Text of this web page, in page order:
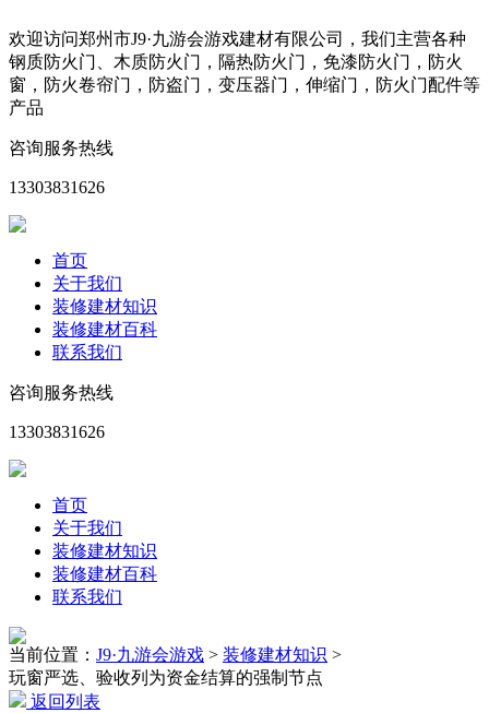
欢迎访问郑州市J9·九游会游戏建材有限公司，我们主营各种
钢质防火门、木质防火门，隔热防火门，免漆防火门，防火
窗，防火卷帘门，防盗门，变压器门，伸缩门，防火门配件等
产品
咨询服务热线
13303831626
首页
关于我们
装修建材知识
装修建材百科
联系我们
咨询服务热线
13303831626
首页
关于我们
装修建材知识
装修建材百科
联系我们
当前位置： J9·九游会游戏 > 装修建材知识 >
玩窗严选、验收列为资金结算的强制节点
返回列表